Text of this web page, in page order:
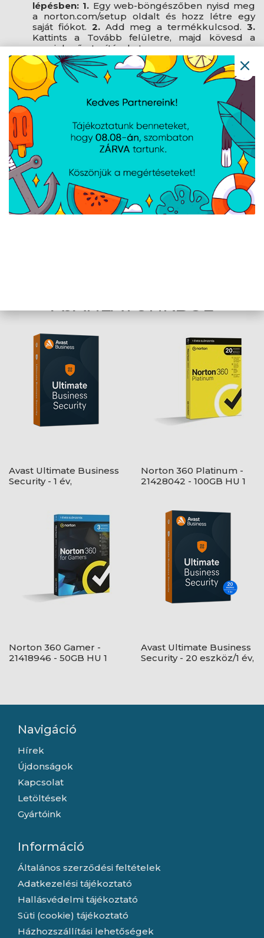
lépésben: 1. Egy web-böngészőben nyisd meg
a norton.com/setup oldalt és hozz létre egy
saját fiókot. 2.Add meg a termékkulcsod.3.
Kattints a Tovább felületre, majd kövesd a
megjelenő utasításokat.
A termékkulcsot a vásárlást követően
emailben továbbítjuk!
Műszaki adatok
Felhasználók száma: 1
Eszközbiztonság: Max. 10 PC, Mac, okostelefon
vagy tablet védelem
Funkciók: Vírusok, kártevő-, kém és
zsarolóprogramok elleni védelem; Jelszó
kezelő; Tűzfal; Szülői felügyelet; Iskola idő;
Online védelem (SafeCam PC-hez, Secure VPN)
Felhőalapú biztonsági mentés tárhelye PC-hez:
75 GB
Licenc érvényessége: 2 év
AJÁNLATUNKBÓL
Avast Ultimate Business
Security - 1 év,
Norton 360 Platinum -
21428042 - 100GB HU 1
Norton 360 Gamer -
21418946 - 50GB HU 1
Avast Ultimate Business
Security - 20 eszköz/1 év,
Navigáció
Hírek
Újdonságok
Kapcsolat
Letöltések
Gyártóink
Információ
Általános szerződési feltételek
Adatkezelési tájékoztató
Hallásvédelmi tájékoztató
Süti (cookie) tájékoztató
Házhozszállítási lehetőségek